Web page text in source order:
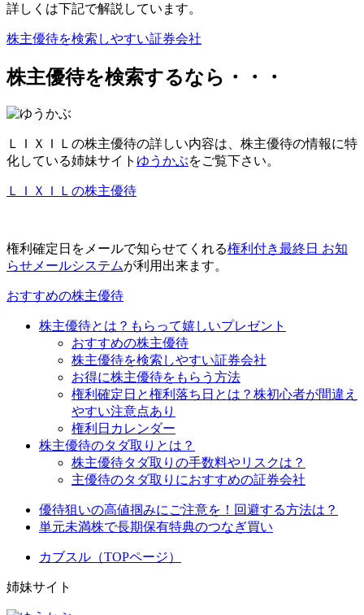
詳しくは下記で解説しています。
株主優待を検索しやすい証券会社
株主優待を検索するなら・・・
ＬＩＸＩＬの株主優待の詳しい内容は、 株主優待の情報に特
化している姉妹サイト ゆうかぶをご覧下さい。
ＬＩＸＩＬの株主優待
権利確定日をメールで知らせてくれる権利付き最終日 お知
らせメールシステムが利用出来ます。
おすすめの株主優待
株主優待とは？もらって嬉しいプレゼント
おすすめの株主優待
株主優待を検索しやすい証券会社
お得に株主優待をもらう方法
権利確定日と権利落ち日とは？株初心者が間違え
やすい注意点あり
権利日カレンダー
株主優待のタダ取りとは？
株主優待タダ取りの手数料やリスクは？
主優待のタダ取りにおすすめの証券会社
優待狙いの高値掴みにご注意を！回避する方法は？
単元未満株で長期保有特典のつなぎ買い
カブスル（TOPページ）
姉妹サイト